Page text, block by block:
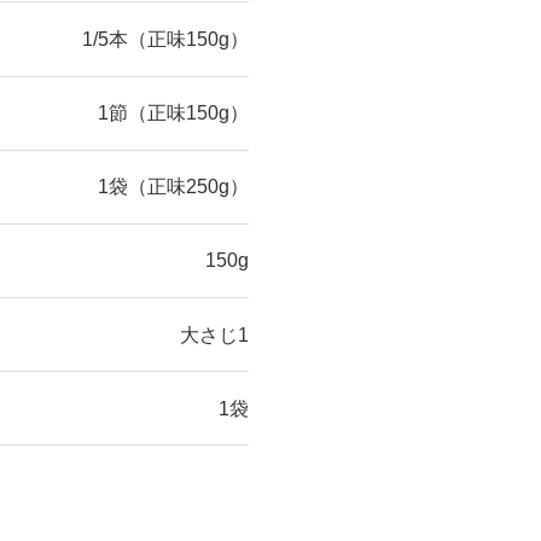
1/5本（正味150g）
1節（正味150g）
1袋（正味250g）
150g
大さじ1
1袋